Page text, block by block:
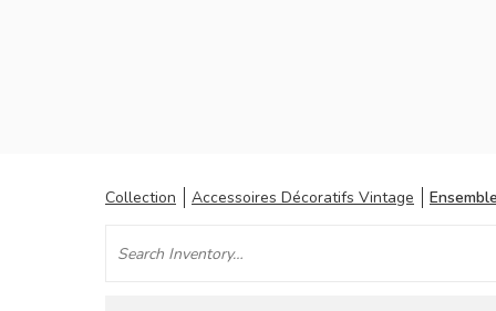
Collection Accessoires Décoratifs Vintage